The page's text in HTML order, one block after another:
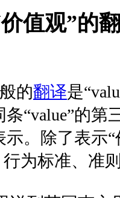
值观”的
的翻译是
“value”的第
。除了表示“
为标准、准